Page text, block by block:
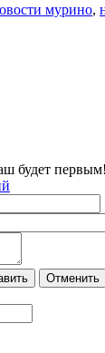
мурино,
будет первым!